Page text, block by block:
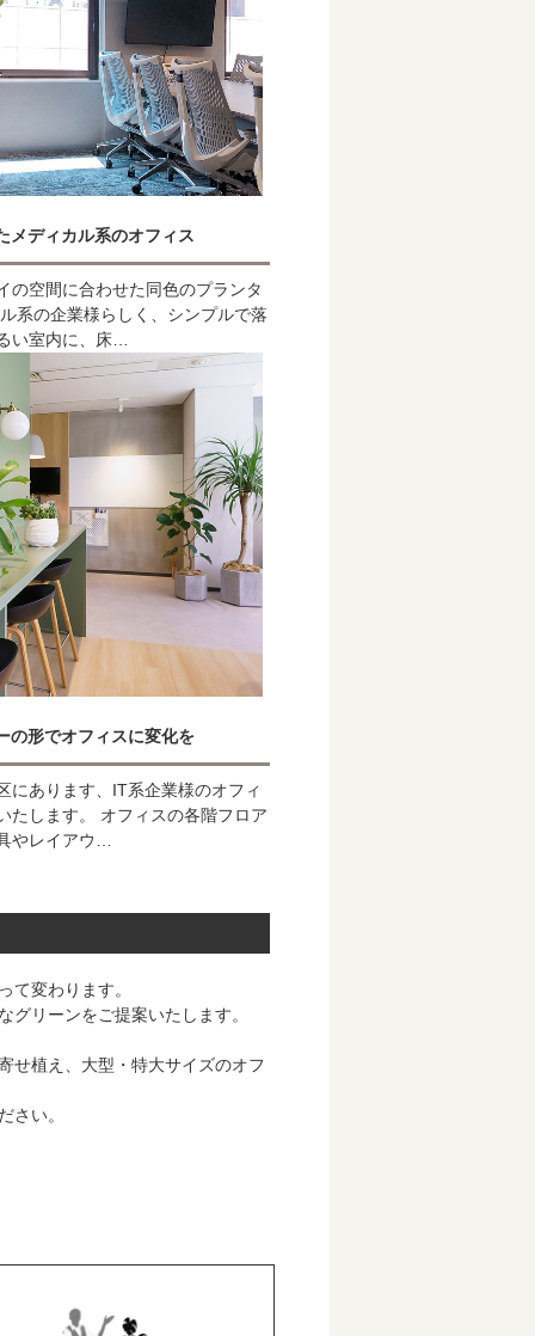
メディカル系のオフィス
の空間に合わせた同色のプランタ
系の企業様らしく、シンプルで落
い室内に、床…
の形でオフィスに変化を
にあります、IT系企業様のオフィ
たします。 オフィスの各階フロア
やレイアウ…
て変わります。
リーンをご提案いたします。
せ植え、大型・特大サイズのオフ
さい。